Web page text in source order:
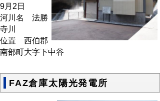
9月2日
河川名 法勝
寺川
位置 西伯郡
南部町大字下中谷
FAZ倉庫太陽光発電所